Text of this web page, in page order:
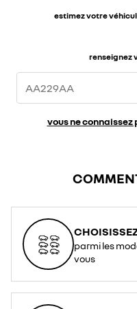
estimez votre
renseignez
vous ne
parmi les
vous